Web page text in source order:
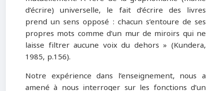
d’écrire) universelle, le fait d’écrire des livres
prend un sens opposé : chacun s’entoure de ses
propres mots comme d’un mur de miroirs qui ne
laisse filtrer aucune voix du dehors » (Kundera,
1985, p.156).
Notre expérience dans l’enseignement, nous a
amené à nous interroger sur les fonctions d’un